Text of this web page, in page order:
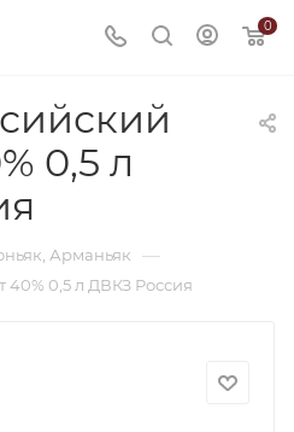
0
0,5 л
Арманьяк —
40% 0,5 л ДВКЗ Россия